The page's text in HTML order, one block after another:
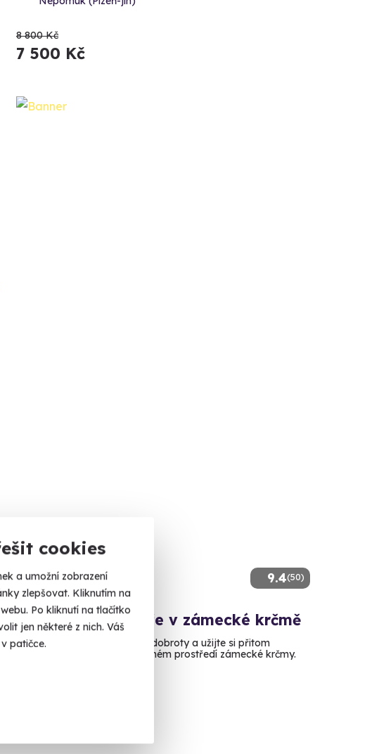
cookies
a umožní zobrazení
zlepšovat. Kliknutím na
Po kliknutí na tlačítko
jen některé z nich. Váš
patičce.
8 800 Kč
7 500 Kč
9.4(50)
Romantická večeře v zámecké krčmě
Nechte si nosit na stůl samé dobroty a užijte si přitom
romantickou večeři v jedinečném prostředí zámecké krčmy.